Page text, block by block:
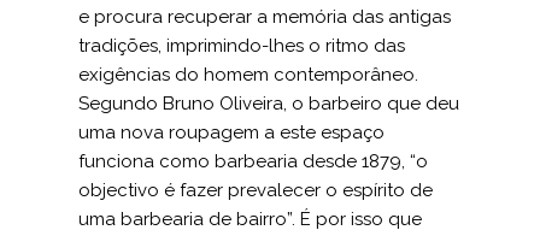
e procura recuperar a memória das antigas
tradições, imprimindo-lhes o ritmo das
exigências do homem contemporâneo.
Segundo Bruno Oliveira, o barbeiro que deu
uma nova roupagem a este espaço
funciona como barbearia desde 1879, “o
objectivo é fazer prevalecer o espírito de
uma barbearia de bairro”. É por isso que